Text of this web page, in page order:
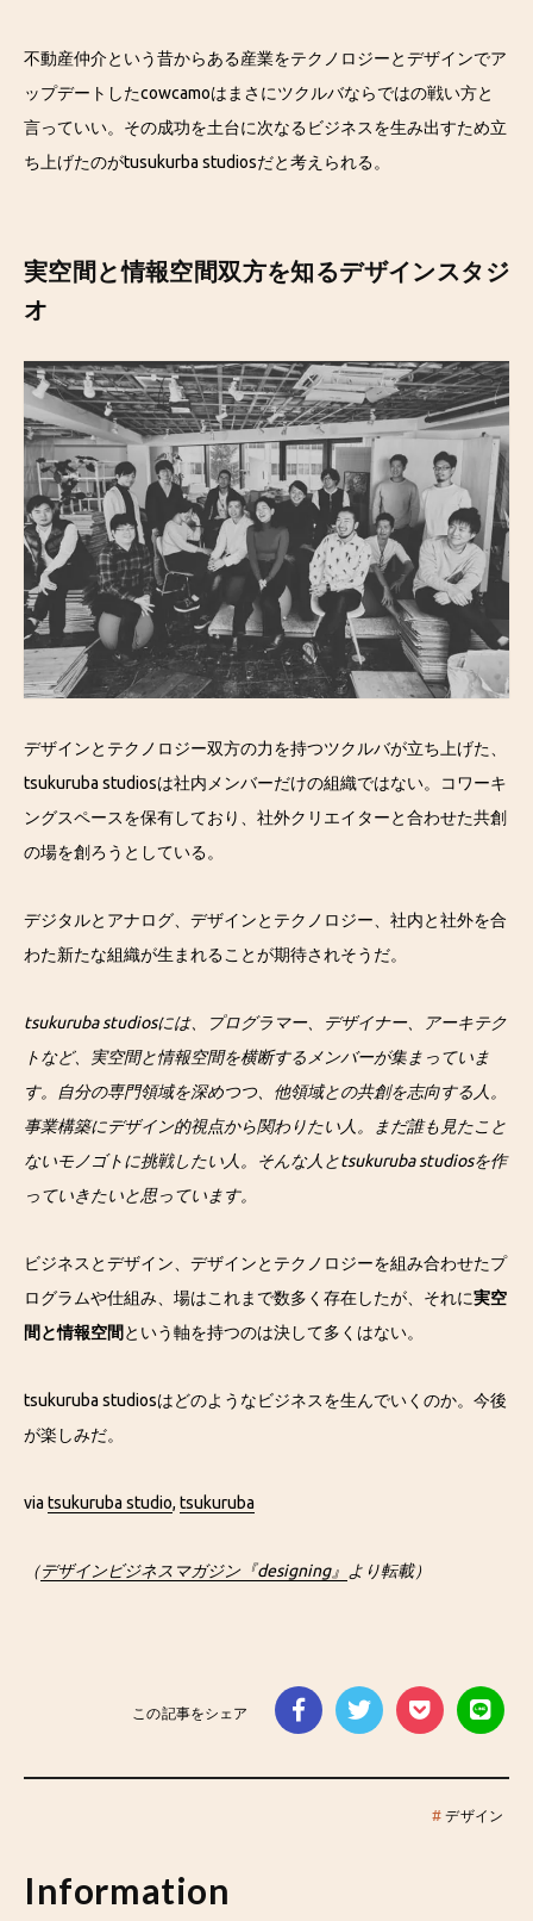
不動産仲介という昔からある産業をテクノロジーとデザインでア
ップデートしたcowcamoはまさにツクルバならではの戦い方と
言っていい。その成功を土台に次なるビジネスを生み出すため立
ち上げたのがtusukurba studiosだと考えられる。
実空間と情報空間双方を知るデザインスタジ
オ
デザインとテクノロジー双方の力を持つツクルバが立ち上げた、
tsukuruba studiosは社内メンバーだけの組織ではない。コワーキ
ングスペースを保有しており、社外クリエイターと合わせた共創
の場を創ろうとしている。
デジタルとアナログ、デザインとテクノロジー、社内と社外を合
わた新たな組織が生まれることが期待されそうだ。
tsukuruba studiosには、プログラマー、デザイナー、アーキテク
トなど、実空間と情報空間を横断するメンバーが集まっていま
す。自分の専門領域を深めつつ、他領域との共創を志向する人。
事業構築にデザイン的視点から関わりたい人。まだ誰も見たこと
ないモノゴトに挑戦したい人。そんな人とtsukuruba studiosを作
っていきたいと思っています。
ビジネスとデザイン、デザインとテクノロジーを組み合わせたプ
ログラムや仕組み、場はこれまで数多く存在したが、それに実空
間と情報空間 という軸を持つのは決して多くはない。
tsukuruba studiosはどのようなビジネスを生んでいくのか。今後
が楽しみだ。
via tsukuruba studio, tsukuruba
（デザインビジネスマガジン『designing』 より転載）
この記事をシェア
# デザイン
Information